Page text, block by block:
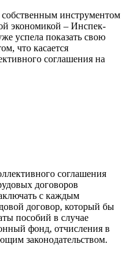
инструмен­том
экономикой – Инспек­
успела показать свою
что касается
соглашения на
соглашения
договоров
с каждым
договор, ко­торый бы
пособий в слу­чае
фонд, отчисления в
законодательством.